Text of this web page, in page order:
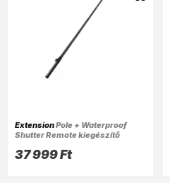
ExtensionPole + Waterproof
Shutter Remote kiegészítő
37 999 Ft